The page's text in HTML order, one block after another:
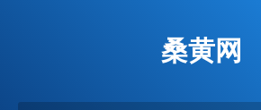
桑黄网